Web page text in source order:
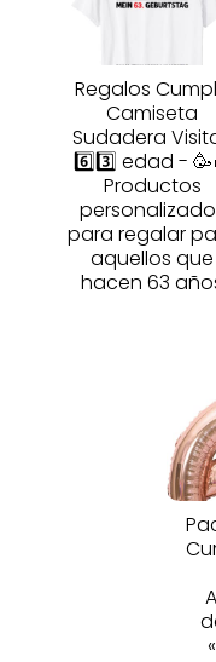
Regalos
Camiseta
Sudadera
6️⃣3️⃣ edad -
Productos
para regalar
aquellos que
hacen 63